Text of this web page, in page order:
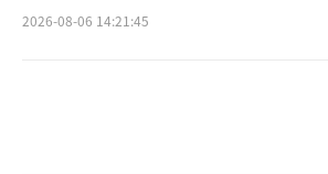
2026-08-06 14:21:45